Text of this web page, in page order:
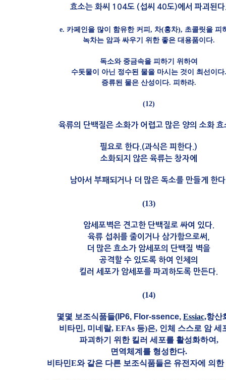
효소는 화씨 104도 (섭씨 40도)에서 파괴된다
e. 카페인을 많이 함유한 커피, 차(홍차), 초콜릿을 피
녹차는 암과 싸우기 위한 좋은 대용품이다.
독소와 중금속을 피하기 위하여
수돗물이 아닌 정수된 물을 마시는 것이 최선이다.
증류된 물은 산성이다. 피하라.
(12)
육류의 단백질은 소화가 어렵고 많은 양의 소화 효
필요로 한다.(과식은 피한다.)
소화되지 않은 육류는 창자에
남아서 부패되거나 더 많은 독소를 만들게 한
(13)
암세포벽은 견고한 단백질로 싸여 있다.
육류 섭취를 줄이거나 삼가함으로써,
더 많은 효소가 암세포의 단백질 벽을
공격할 수 있도록 하여 인체의
킬러 세포가 암세포를 파괴하도록 만든다.
(14)
몇몇 보조식품들(IP6, Flor-ssence, Essiac,항산
비타민, 미네랄, EFAs 등)은, 인체 스스로 암 세
파괴하기 위한 킬러 세포를 활성화하여,
면역체계를 형성한다.
비타민E와 같은 다른 보조식품들은 유전자에 의한